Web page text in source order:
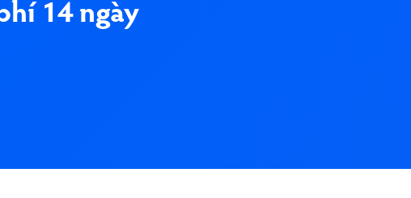
14 ngày